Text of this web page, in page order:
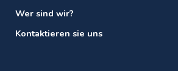
Wer sind wir?
Kontaktieren sie uns